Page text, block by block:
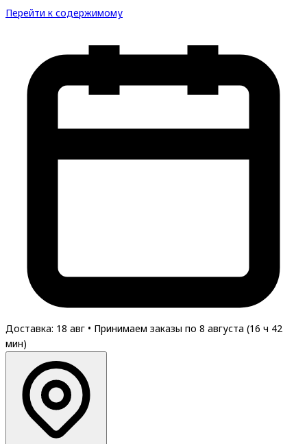
Перейти к содержимому
Доставка: 18 авг • Принимаем заказы по 8 августа (16 ч 42
мин)